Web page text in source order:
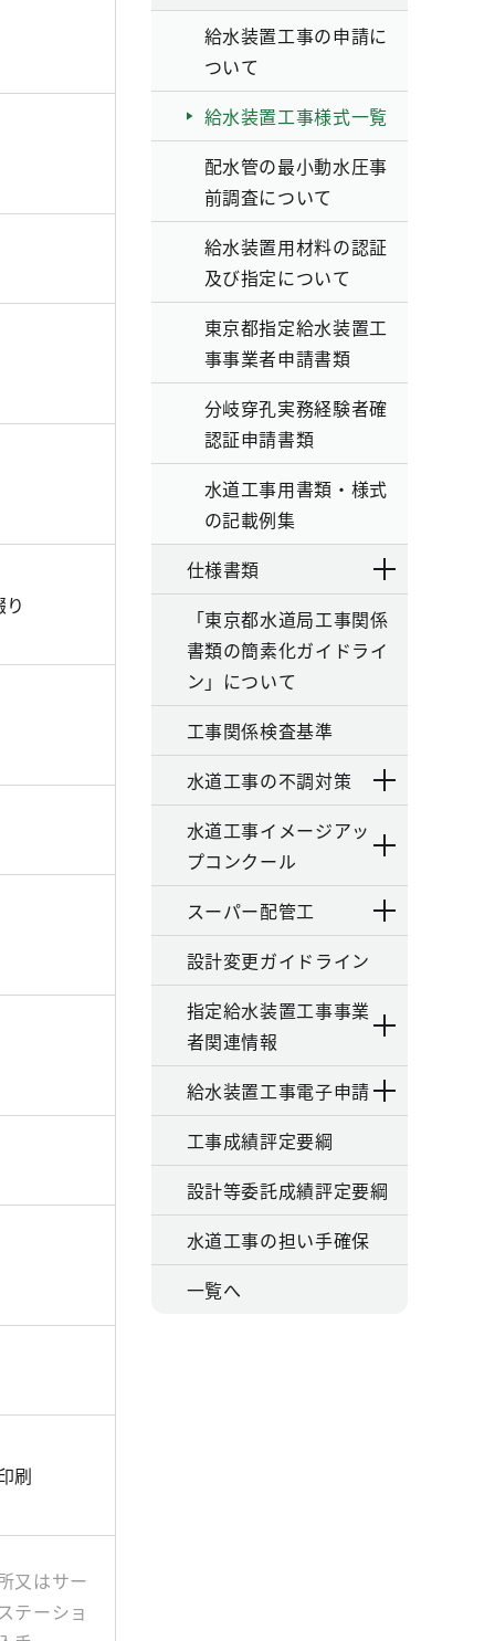
刷
又はサー
テーショ
給水装置工事の申請に
ついて
給水装置工事様式一覧
配水管の最小動水圧事
前調査について
給水装置用材料の認証
及び指定について
東京都指定給水装置工
事事業者申請書類
分岐穿孔実務経験者確
認証申請書類
水道工事用書類・様式
の記載例集
仕様書類
「東京都水道局工事関係
書類の簡素化ガイドライ
ン」について
工事関係検査基準
水道工事の不調対策
水道工事イメージアッ
プコンクール
スーパー配管工
設計変更ガイドライン
指定給水装置工事事業
者関連情報
給水装置工事電子申請
工事成績評定要綱
設計等委託成績評定要綱
水道工事の担い手確保
一覧へ